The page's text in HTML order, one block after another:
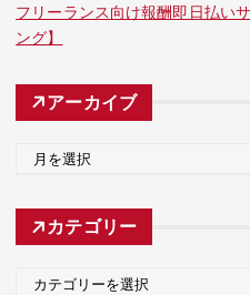
フリーランス向け報酬即日払い
ング】
アーカイブ
カ
カテゴリー